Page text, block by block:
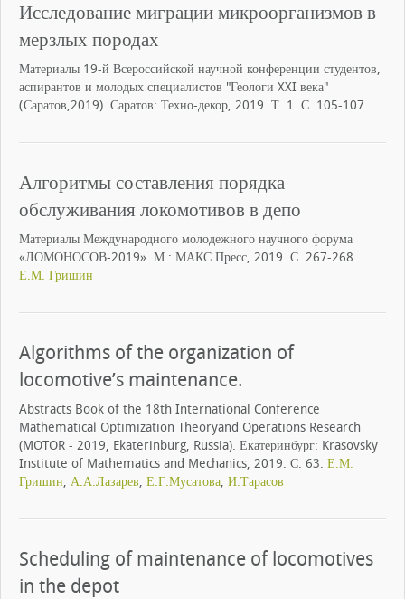
Исследование миграции микроорганизмов в
мерзлых породах
Материалы 19-й Всероссийской научной конференции студентов,
аспирантов и молодых специалистов "Геологи XXI века"
(Саратов,2019). Саратов: Техно-декор, 2019. Т. 1. С. 105-107.
Алгоритмы составления порядка
обслуживания локомотивов в депо
Материалы Международного молодежного научного форума
«ЛОМОНОСОВ-2019». М.: МАКС Пресс, 2019. С. 267-268.
Е.М. Гришин
Algorithms of the organization of
locomotive’s maintenance.
Abstracts Book of the 18th International Conference
Mathematical Optimization Theoryand Operations Research
(MOTOR - 2019, Ekaterinburg, Russia). Екатеринбург: Krasovsky
Institute of Mathematics and Mechanics, 2019. С. 63. Е.М.
Гришин, А.А.Лазарев, Е.Г.Мусатова, И.Тарасов
Scheduling of maintenance of locomotives
in the depot